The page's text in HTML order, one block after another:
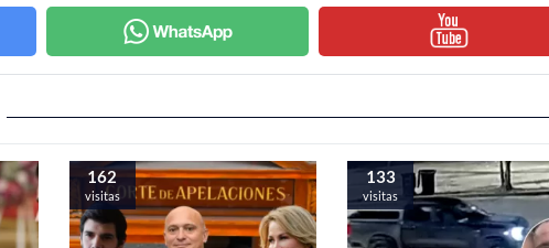
162
visitas
133
visitas